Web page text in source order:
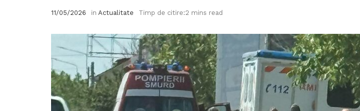
11/05/2026 in Actualitate Timp de citire:2 mins read